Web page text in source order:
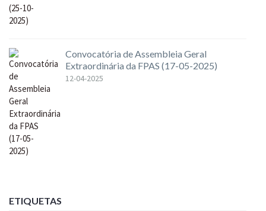
Convocatória de Assembleia Geral
Extraordinária da FPAS (17-05-2025)
12-04-2025
ETIQUETAS